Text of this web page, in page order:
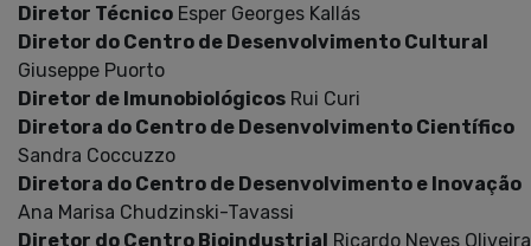
Diretor Técnico Esper Georges Kallás
Diretor do Centro de Desenvolvimento Cultural
Giuseppe Puorto
Diretor de Imunobiológicos Rui Curi
Diretora do Centro de Desenvolvimento Científico
Sandra Coccuzzo
Diretora do Centro de Desenvolvimento e Inovação
Ana Marisa Chudzinski-Tavassi
Diretor do Centro Bioindustrial Ricardo Neves Oliveira